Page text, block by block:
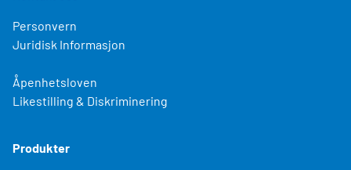
Personvern
Juridisk Informasjon
Åpenhetsloven
Likestilling & Diskriminering
Produkter